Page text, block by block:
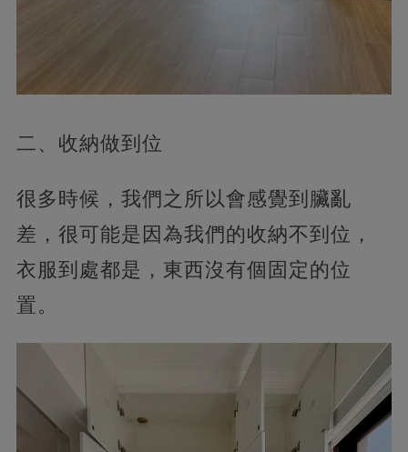
二、收納做到位
很多時候，我們之所以會感覺到臟亂
差，很可能是因為我們的收納不到位，
衣服到處都是，東西沒有個固定的位
置。